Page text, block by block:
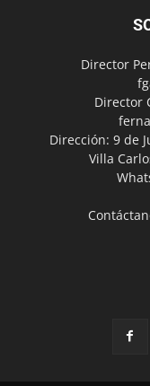
Director
Director
Dirección: 9 de
Villa